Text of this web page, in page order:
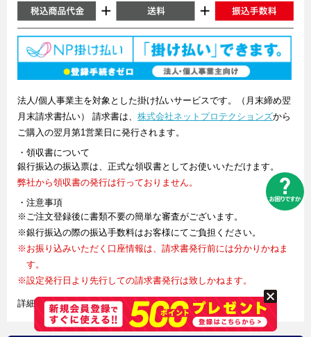
法人/個人事業主を対象とした掛け払いサービスです。（月末締め翌
月末請求書払い） 請求書は、 株式会社ネットプロテクションズから
ご購入の翌月第1営業日に発行されます。
・領収書について
銀行振込の振込票は、正式な領収書としてお使いいただけます。
弊社から領収書の発行は行っておりません。
・注意事項
※ご注文登録後に書類不要の簡単な審査がございます。
※銀行振込の際の振込手数料はお客様にてご負担ください。
※お振り込みいただく口座情報は、請求書発行前には分かりかねま
す。
※設定発行日より先行しての請求書発行は致しかねます。
詳細はバナーをクリックしてご確認ください。